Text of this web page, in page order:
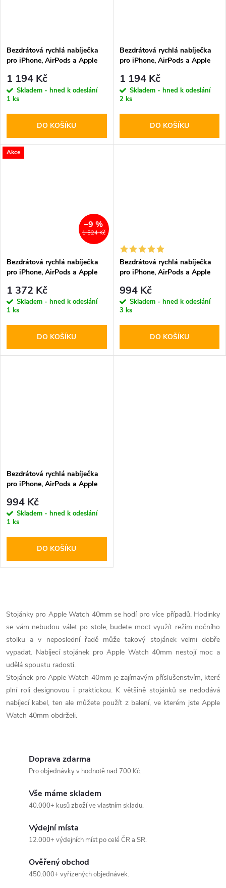
Bezdrátová rychlá nabíječka
pro iPhone, AirPods a Apple
A45 MagSafe Wireless
Charger White
1 194 Kč
Skladem - hned k odeslání
1 ks
DO KOŠÍKU
Bezdrátová rychlá nabíječka
pro iPhone, AirPods a Apple
A45 MagSafe Wireless
Charger Black
1 194 Kč
Skladem - hned k odeslání
2 ks
DO KOŠÍKU
Akce
1 524 Kč
–9 %
Bezdrátová rychlá nabíječka
pro iPhone, AirPods a Apple
Wireless Charger White
1 372 Kč
Skladem - hned k odeslání
1 ks
DO KOŠÍKU
Bezdrátová rychlá nabíječka
pro iPhone, AirPods a Apple
MagSafe Wireless Charger
White
994 Kč
Skladem - hned k odeslání
3 ks
DO KOŠÍKU
Bezdrátová rychlá nabíječka
pro iPhone, AirPods a Apple
MagSafe Wireless Charger
Black
994 Kč
Skladem - hned k odeslání
1 ks
DO KOŠÍKU
v
l
á
d
a
c
Stojánky pro Apple Watch 40mm se hodí pro více případů. Hodinky
se vám nebudou válet po stole, budete moct využít režim nočního
stolku a v neposlední řadě může takový stojánek velmi dobře
vypadat. Nabíjecí stojánek pro Apple Watch40mm nestojí moc a
udělá spoustu radosti.
Stojánek pro Apple Watch 40mm je zajímavým příslušenstvím, které
plní roli designovou i praktickou. K většině stojánků se nedodává
nabíjecí kabel, ten ale můžete použít z balení, ve kterém jste Apple
Watch 40mm obdrželi.
Doprava zdarma
Pro objednávky v hodnotě nad 700 Kč.
Vše máme skladem
40.000+ kusů zboží ve vlastním skladu.
Výdejní místa
12.000+ výdejních míst po celé ČR a SR.
Ověřený obchod
450.000+ vyřízených objednávek.